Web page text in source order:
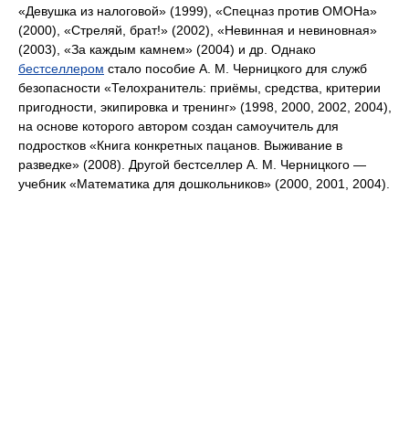
«Девушка из налоговой» (1999), «Спецназ против ОМОНа»
(2000), «Стреляй, брат!» (2002), «Невинная и невиновная»
(2003), «За каждым камнем» (2004) и др. Однако
бестселлером стало пособие А. М. Черницкого для служб
безопасности «Телохранитель: приёмы, средства, критерии
пригодности, экипировка и тренинг» (1998, 2000, 2002, 2004),
на основе которого автором создан самоучитель для
подростков «Книга конкретных пацанов. Выживание в
разведке» (2008). Другой бестселлер А. М. Черницкого —
учебник «Математика для дошкольников» (2000, 2001, 2004).